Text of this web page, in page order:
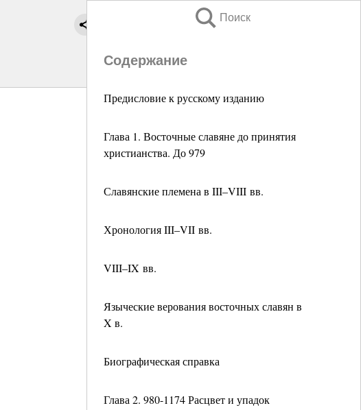
Поиск
Содержание
Предисловие к русскому изданию
Глава 1. Восточные славяне до принятия
христианства. До 979
Славянские племена в III–VIII вв.
Хронология III–VII вв.
VIII–IX вв.
Языческие верования восточных славян в
X в.
Биографическая справка
Глава 2. 980-1174 Расцвет и упадок